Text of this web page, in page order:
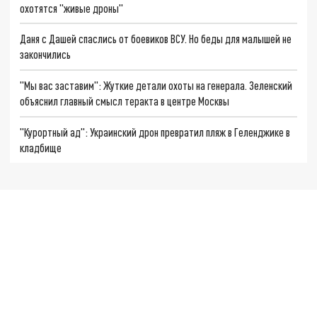
охотятся "живые дроны"
Даня с Дашей спаслись от боевиков ВСУ. Но беды для малышей не
закончились
"Мы вас заставим": Жуткие детали охоты на генерала. Зеленский
объяснил главный смысл теракта в центре Москвы
"Курортный ад": Украинский дрон превратил пляж в Геленджике в
кладбище